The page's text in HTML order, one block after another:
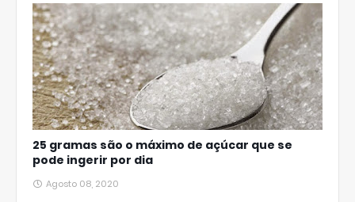
25 gramas são o máximo de açúcar que se
pode ingerir por dia
Agosto 08, 2020